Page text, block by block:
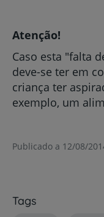
Atenção!
Caso esta "falta
deve-se ter em
criança ter
exemplo, um
Publicado a 12/08/
Tags